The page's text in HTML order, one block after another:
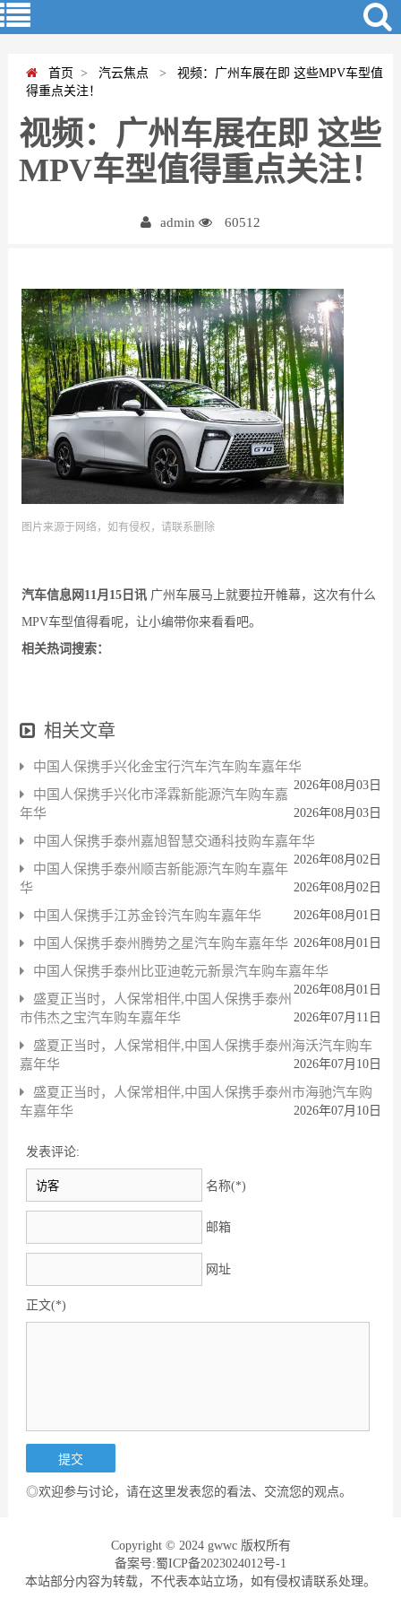
首页 > 汽云焦点 >
视频：广州车展在即 这些MPV车型值
得重点关注！
视频：广州车展在即 这些
MPV车型值得重点关注！
admin 60512
图片来源于网络，如有侵权，请联系删除
汽车信息网11月15日讯 广州车展马上就要拉开帷幕，这次有什么
MPV车型值得看呢，让小编带你来看看吧。
相关热词搜索：
相关文章
中国人保携手兴化金宝行汽车汽车购车嘉年华
2026年08月03日
中国人保携手兴化市泽霖新能源汽车购车嘉
年华
2026年08月03日
中国人保携手泰州嘉旭智慧交通科技购车嘉年华
2026年08月02日
中国人保携手泰州顺吉新能源汽车购车嘉年
华
2026年08月02日
中国人保携手江苏金铃汽车购车嘉年华 2026年08月01日
中国人保携手泰州腾势之星汽车购车嘉年华 2026年08月01日
中国人保携手泰州比亚迪乾元新景汽车购车嘉年华
2026年08月01日
盛夏正当时，人保常相伴,中国人保携手泰州
市伟杰之宝汽车购车嘉年华
2026年07月11日
盛夏正当时，人保常相伴,中国人保携手泰州海沃汽车购车
嘉年华
2026年07月10日
盛夏正当时，人保常相伴,中国人保携手泰州市海驰汽车购
车嘉年华
2026年07月10日
发表评论:
名称(*)
邮箱
网址
正文(*)
◎欢迎参与讨论，请在这里发表您的看法、交流您的观点。
Copyright © 2024 gwwc 版权所有
备案号:蜀ICP备2023024012号-1
本站部分内容为转载，不代表本站立场，如有侵权请联系处理。